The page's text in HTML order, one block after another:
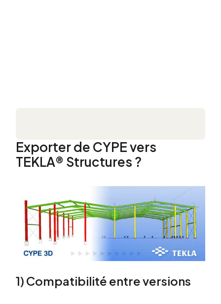
Exporter de CYPE vers
TEKLA® Structures ?
1) Compatibilité entre versions